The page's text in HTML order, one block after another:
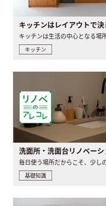
キッチン
基礎知識